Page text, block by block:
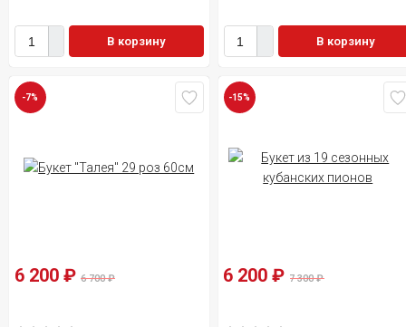
В корзину В корзину
-7%
6 200 ₽ 6 700₽
-15%
6 200₽ 7 300₽